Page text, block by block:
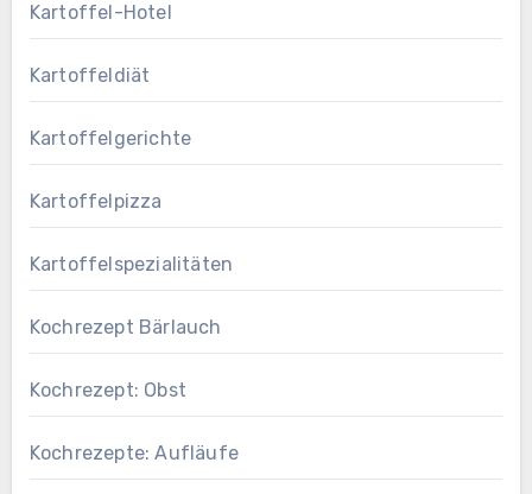
Kartoffel-Hotel
Kartoffeldiät
Kartoffelgerichte
Kartoffelpizza
Kartoffelspezialitäten
Kochrezept Bärlauch
Kochrezept: Obst
Kochrezepte: Aufläufe